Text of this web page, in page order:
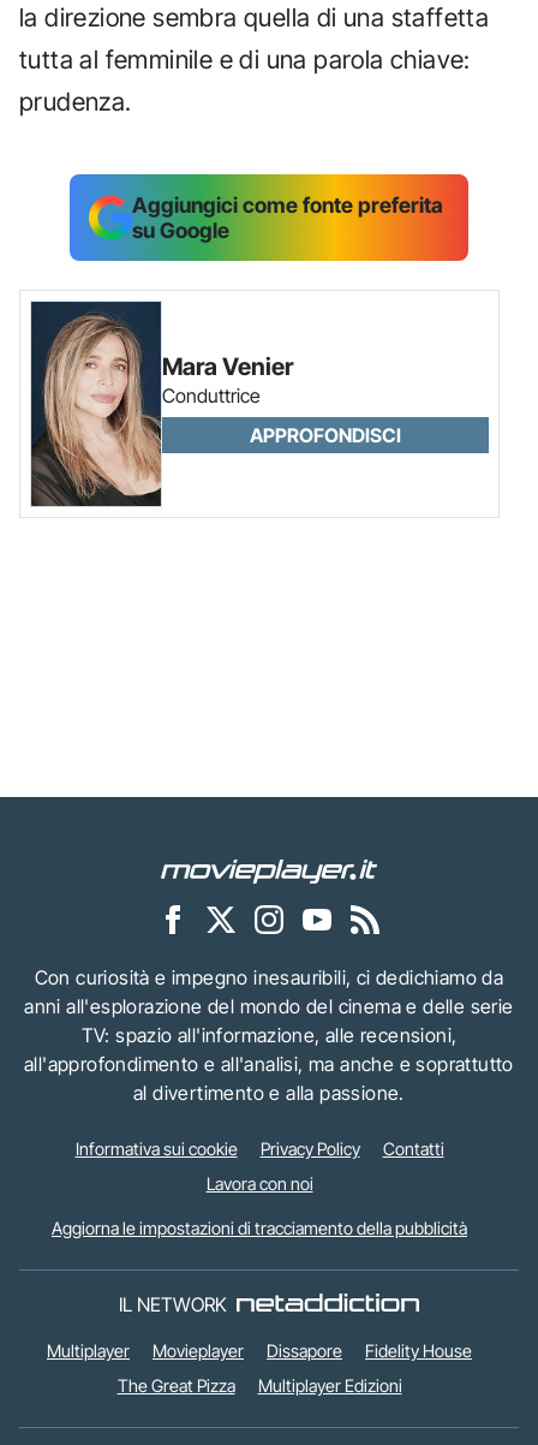
la direzione sembra quella di una staffetta
tutta al femminile e di una parola chiave:
prudenza.
Aggiungici come fonte preferita
su Google
Mara Venier
Conduttrice
APPROFONDISCI
Con curiosità e impegno inesauribili, ci dedichiamo da
anni all'esplorazione del mondo del cinema e delle serie
TV: spazio all'informazione, alle recensioni,
all'approfondimento e all'analisi, ma anche e soprattutto
al divertimento e alla passione.
Informativa sui cookie Privacy Policy
Contatti
Lavora con noi
Aggiorna le impostazioni di tracciamento della pubblicità
IL NETWORK
Multiplayer Movieplayer Dissapore
Fidelity House
The Great Pizza
Multiplayer Edizioni